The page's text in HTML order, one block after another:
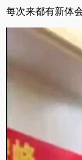
每次来都有新体